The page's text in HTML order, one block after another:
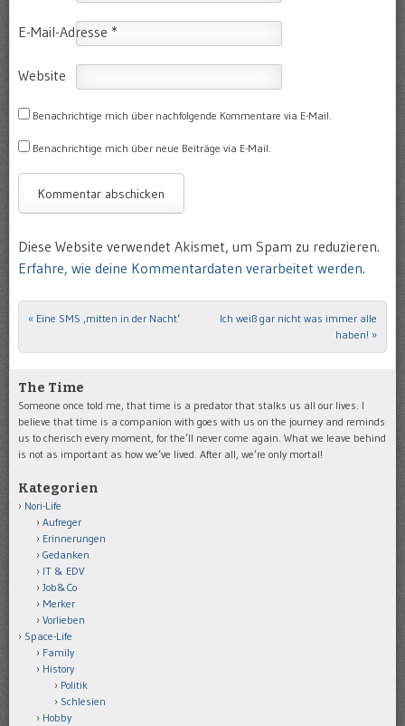
E-Mail-Adresse *
Website
Benachrichtige mich über nachfolgende Kommentare via E-Mail.
Benachrichtige mich über neue Beiträge via E-Mail.
Diese Website verwendet Akismet, um Spam zu reduzieren.
Erfahre, wie deine Kommentardaten verarbeitet werden.
Post navigation
« Eine SMS ‚mitten in der Nacht‘
Ich weiß gar nicht was immer alle
haben! »
The Time
Someone once told me, that time is a predator that stalks us all our lives. I
believe that time is a companion with goes with us on the journey and reminds
us to cherisch every moment, for the’ll never come again. What we leave behind
is not as important as how we’ve lived. After all, we’re only mortal!
Kategorien
Nori-Life
Aufreger
Erinnerungen
Gedanken
IT & EDV
Job&Co
Merker
Vorlieben
Space-Life
Family
History
Politik
Schlesien
Hobby